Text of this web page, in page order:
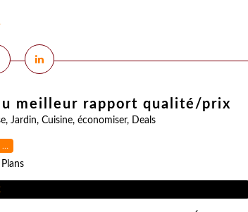
meilleur rapport qualité/prix
, Jardin, Cuisine, économiser, Deals
…